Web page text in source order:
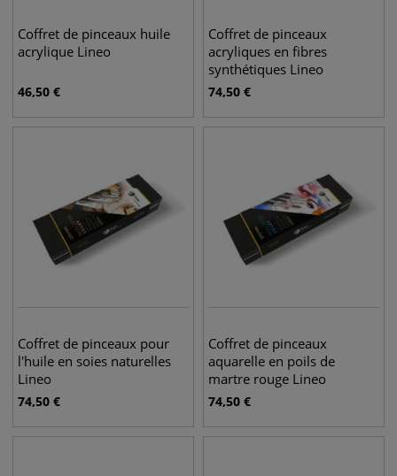
Coffret de pinceaux huile
acrylique Lineo
46,50 €
Coffret de pinceaux
acryliques en fibres
synthétiques Lineo
74,50 €
Coffret de pinceaux pour
l'huile en soies naturelles
Lineo
74,50 €
Coffret de pinceaux
aquarelle en poils de
martre rouge Lineo
74,50 €